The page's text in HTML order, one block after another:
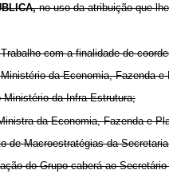
no uso da atribuição que
com a finalidade de
da Economia, Fazenda e
da Infra-Estrutura;
da Economia, Fazenda e
de Macroestratégias da
do Grupo caberá ao